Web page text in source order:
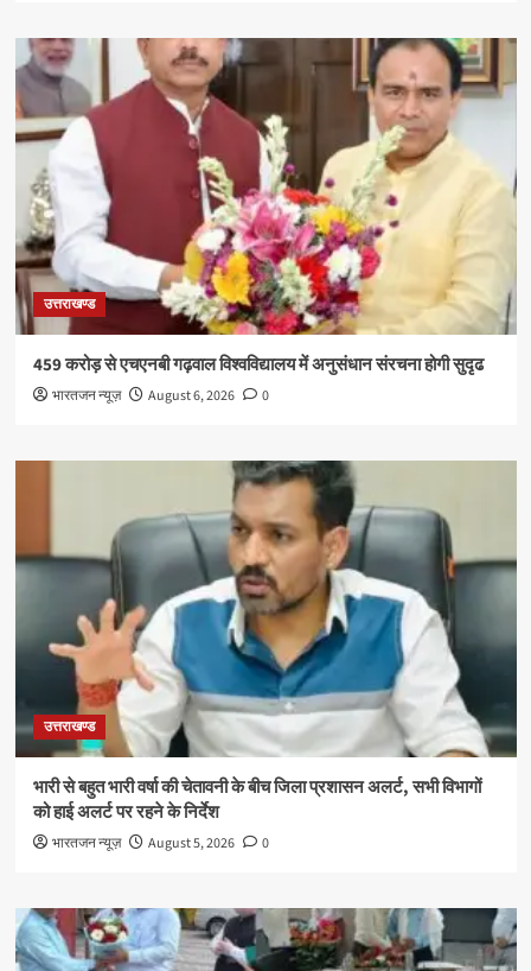
उत्तराखण्ड
459 करोड़ से एचएनबी गढ़वाल विश्वविद्यालय में अनुसंधान संरचना होगी सुदृढ
भारतजन न्यूज़ August 6, 2026 0
उत्तराखण्ड
भारी से बहुत भारी वर्षा की चेतावनी के बीच जिला प्रशासन अलर्ट, सभी विभागों
को हाई अलर्ट पर रहने के निर्देश
भारतजन न्यूज़ August 5, 2026 0